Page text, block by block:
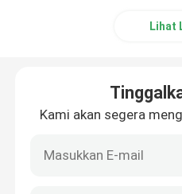
Lihat
Kami akan segera